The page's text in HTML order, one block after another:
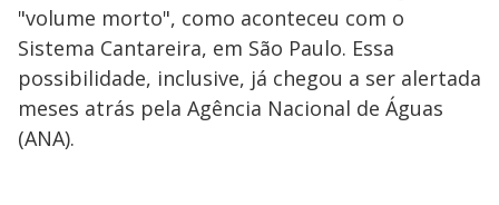
"volume morto", como aconteceu com o
Sistema Cantareira, em São Paulo. Essa
possibilidade, inclusive, já chegou a ser alertada
meses atrás pela Agência Nacional de Águas
(ANA).